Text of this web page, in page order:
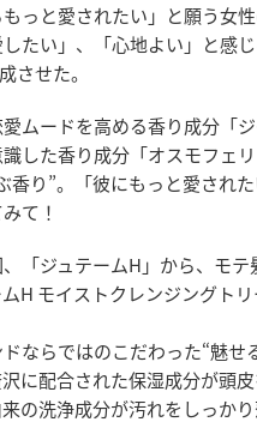
もっと愛されたい」と願う女
たい」、「心地よい」と感
させた。
ムードを高める香り成分「
した香り成分「オスモフェ
香り”。「彼にもっと愛された
て！
「ジュテームH」から、モテ
ムH モイストクレンジングト
ならではのこだわった“魅せ
に配合された保湿成分が頭
の洗浄成分が汚れをしっかり